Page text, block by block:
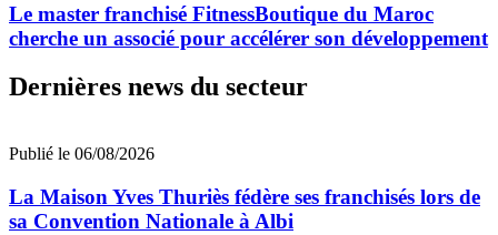
Le master franchisé FitnessBoutique du Maroc
cherche un associé pour accélérer son développement
Dernières news du secteur
Publié le 06/08/2026
La Maison Yves Thuriès fédère ses franchisés lors de
sa Convention Nationale à Albi